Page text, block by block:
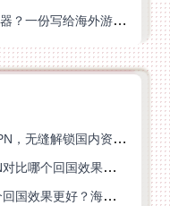
国外玩合金弹头：觉醒用什么加速器？一份写给海外游子的畅玩指南
海外党必看：如何选对回国翻墙VPN，无缝解锁国内资源？
ChickCN VPN好用吗？和海牛VPN对比哪个回国效果更好？
ChickCN VPN和当归VPN对比哪个回国效果更好？海外党亲测后选了它